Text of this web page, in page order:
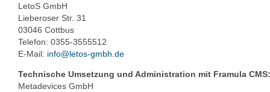
LetoS GmbH
Lieberoser Str. 31
03046 Cottbus
Telefon: 0355-3555512
E-Mail: info@letos-gmbh.de
Technische Umsetzung und Administration mit Framula CMS:
Metadevices GmbH